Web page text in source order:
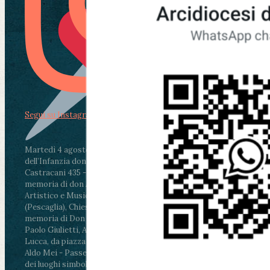
Martedì 4 agosto2026
ore 11:30 - Lucca, Scuola
dell’Infanzia don Aldo Mei - Viale Castruccio
Castracani 435 - Inaugurazione murales in
memoria di don Aldo Mei curato dal Liceo
Artistico e Musicale “Passaglia”
ore 18 - Fiano
(Pescaglia), Chiesa parrocchiale - Messa in
memoria di Don Aldo Mei celebrata da mons.
Paolo Giulietti, Arcivescovo di Lucca
ore 20.30 -
Lucca, da piazza San Michele al Cippo di don
Aldo Mei - Passeggiata della Memoria in alcuni
dei luoghi simbolo della città. Ritrovo alle ore
Segui su Instagram